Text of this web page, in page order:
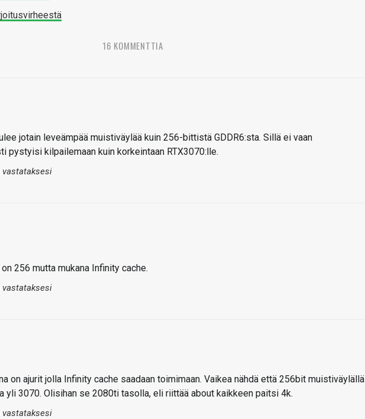
16 KOMMENTTIA
jotain leveämpää muistiväylää kuin 256-bittistä GDDR6:sta. Sillä ei vaan
pystyisi kilpailemaan kuin korkeintaan RTX3070:lle.
vastataksesi
256 mutta mukana Infinity cache.
vastataksesi
on ajurit jolla Infinity cache saadaan toimimaan. Vaikea nähdä että 256bit muistiväylällä
yli 3070. Olisihan se 2080ti tasolla, eli riittää about kaikkeen paitsi 4k.
vastataksesi